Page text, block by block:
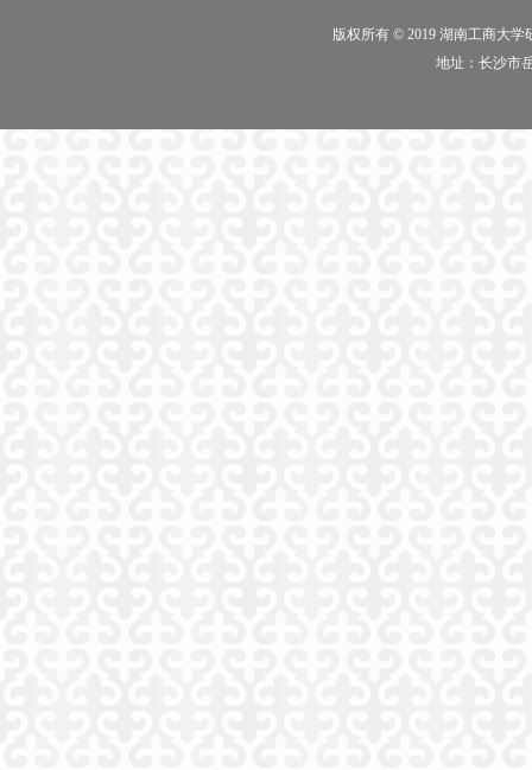
版权所有 © 2019 湖南工商大学
地址：长沙市